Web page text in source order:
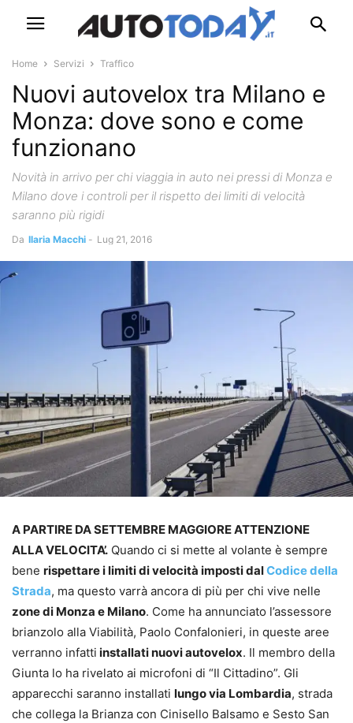
Home Servizi Traffico
Nuovi autovelox tra Milano e
Monza: dove sono e come
funzionano
Novità in arrivo per chi viaggia in auto nei pressi di Monza e
Milano dove i controli per il rispetto dei limiti di velocità
saranno più rigidi
Da Ilaria Macchi - Lug 21, 2016
A PARTIRE DA SETTEMBRE MAGGIORE ATTENZIONE
ALLA VELOCITA’. Quando ci si mette al volante è sempre
bene rispettare i limiti di velocità imposti dalCodice della
Strada, ma questo varrà ancora di più per chi vive nelle
zone di Monza e Milano. Come ha annunciato l’assessore
brianzolo alla Viabilità, Paolo Confalonieri, in queste aree
verranno infatti installati nuovi autovelox. Il membro della
Giunta lo ha rivelato ai microfoni di “Il Cittadino”. Gli
apparecchi saranno installati lungo via Lombardia, strada
che collega la Brianza con Cinisello Balsamo e Sesto San